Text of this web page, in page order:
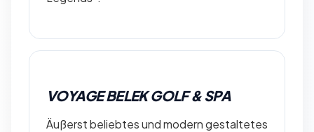
VOYAGE BELEK GOLF & SPA
Äußerst beliebtes und modern gestaltetes